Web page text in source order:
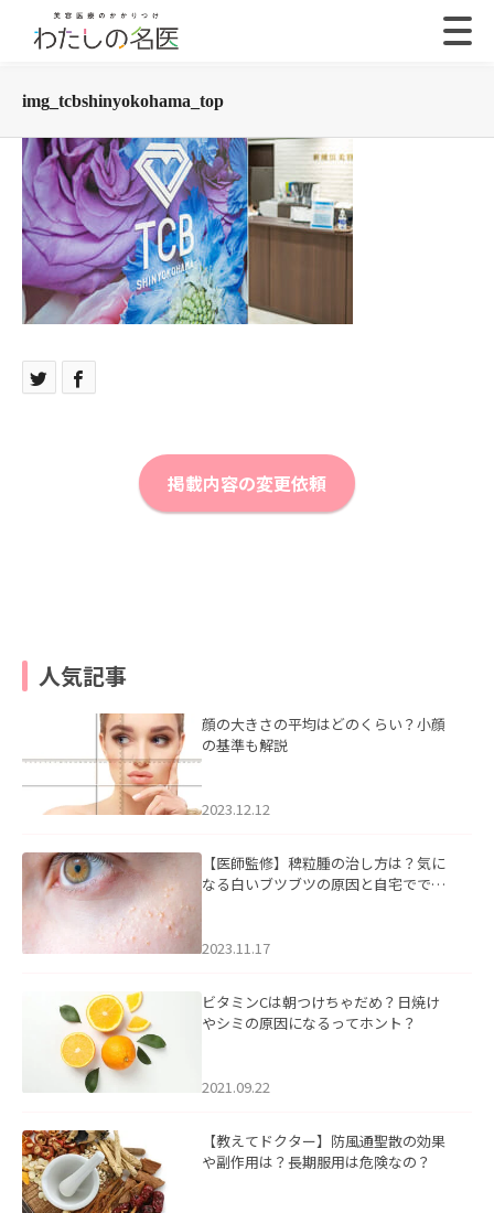
img_tcbshinyokohama_top
掲載内容の変更依頼
人気記事
顔の大きさの平均はどのくらい？小顔
の基準も解説
2023.12.12
【医師監修】稗粒腫の治し方は？気に
なる白いブツブツの原因と自宅ででき
2023.11.17
ビタミンCは朝つけちゃだめ？日焼け
やシミの原因になるってホント？
2021.09.22
【教えてドクター】防風通聖散の効果
や副作用は？長期服用は危険なの？